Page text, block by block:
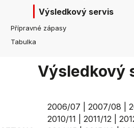
Výsledkový servis
Přípravné zápasy
Tabulka
Výsledkový
2006/07 2007/08
2010/11
2011/12